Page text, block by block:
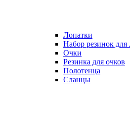
Лопатки
Набор резинок для
Очки
Резинка для очков
Полотенца
Сланцы